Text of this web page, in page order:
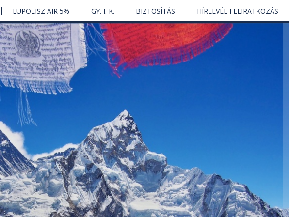
EUPOLISZ AIR 5% GY. I. K. BIZTOSÍTÁS HÍRLEVÉL FELIRATKOZÁS